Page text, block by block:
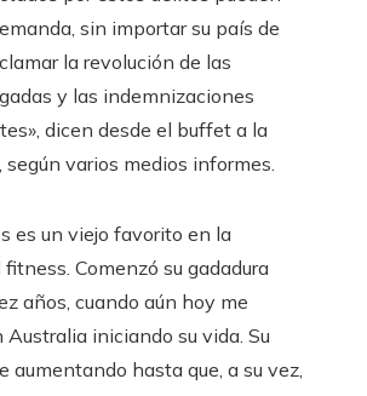
sin importar su país de
la revolución de las
y las indemnizaciones
dicen desde el buffet a la
según varios medios informes.
es un viejo favorito en la
Comenzó su gadadura
años, cuando aún hoy me
iniciando su vida. Su
aumentando hasta que, a su vez,